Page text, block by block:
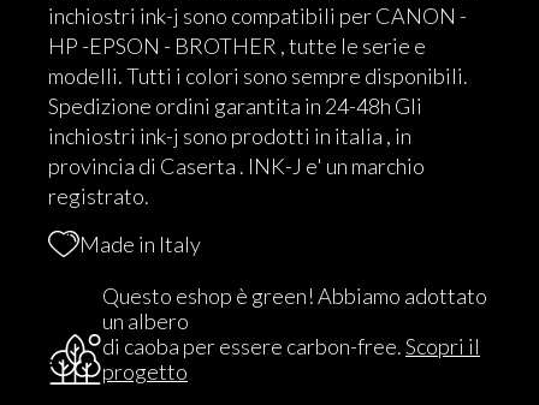
inchiostri ink-j sono compatibili per CANON -
HP -EPSON - BROTHER , tutte le serie e
modelli. Tutti i colori sono sempre disponibili.
Spedizione ordini garantita in 24-48h Gli
inchiostri ink-j sono prodotti in italia , in
provincia di Caserta . INK-J e' un marchio
registrato.
Made in Italy
Questo eshop è green! Abbiamo adottato
un albero
di caoba per essere carbon-free.Scopri il
progetto